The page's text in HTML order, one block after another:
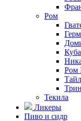
Ром
Куба
Ром
Текила
Ликеры
Пиво и сидр